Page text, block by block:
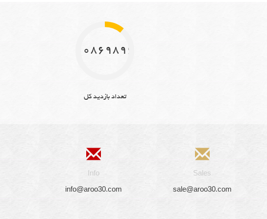
10869896
تعداد بازدید کل
Info
info@aroo30.com
Sales
sale@aroo30.com